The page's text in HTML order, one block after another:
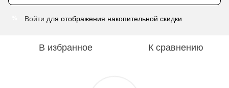
Войти для отображения накопительной скидки
В избранное К сравнению